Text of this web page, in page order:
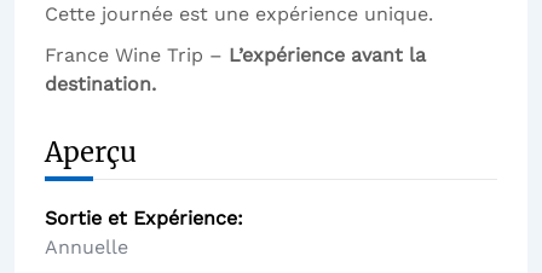
Cette journée est une expérience unique.
France Wine Trip – L’expérience avant la
destination.
Aperçu
Sortie et Expérience
Annuelle